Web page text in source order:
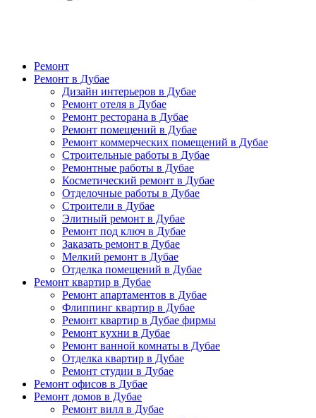
Ремонт
Ремонт в Дубае
Дизайн интерьеров в Дубае
Ремонт отеля в Дубае
Ремонт ресторана в Дубае
Ремонт помещений в Дубае
Ремонт коммерческих помещений в Дубае
Строительные работы в Дубае
Ремонтные работы в Дубае
Косметический ремонт в Дубае
Отделочные работы в Дубае
Строители в Дубае
Элитный ремонт в Дубае
Ремонт под ключ в Дубае
Заказать ремонт в Дубае
Мелкий ремонт в Дубае
Отделка помещений в Дубае
Ремонт квартир в Дубае
Ремонт апартаментов в Дубае
Флиппинг квартир в Дубае
Ремонт квартир в Дубае фирмы
Ремонт кухни в Дубае
Ремонт ванной комнаты в Дубае
Отделка квартир в Дубае
Ремонт студии в Дубае
Ремонт офисов в Дубае
Ремонт домов в Дубае
Ремонт вилл в Дубае